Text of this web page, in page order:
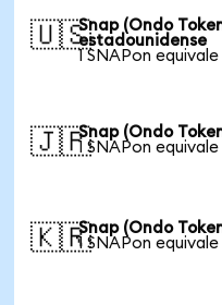
🇺🇸Snap (Ondo
estadounidense
1 SNAPon
🇯🇵Snap (Ondo
1 SNAPon
🇰🇷Snap (Ondo
1 SNAPon